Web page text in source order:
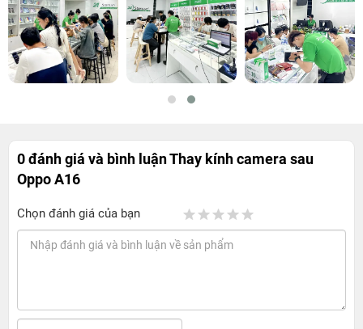
0 đánh giá và bình luậnThay kính camera sau
Oppo A16
Chọn đánh giá của bạn